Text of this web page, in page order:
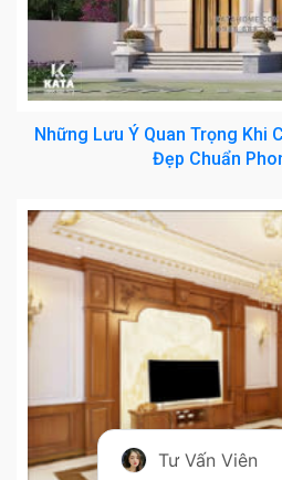
Những Lưu Ý Quan Trọng Khi
Đẹp Chuẩn
Tư Vấn Viên